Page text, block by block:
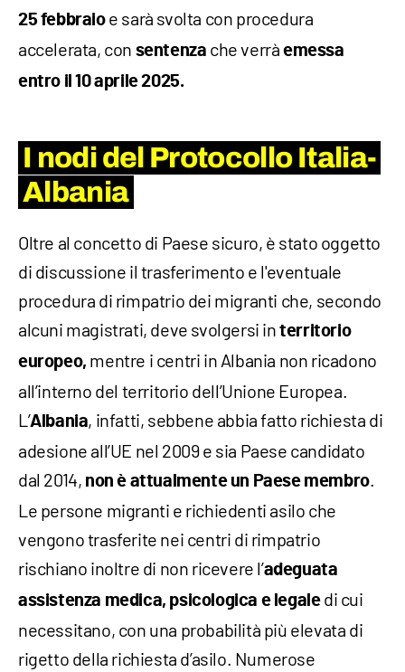
25 febbraioe sarà svolta con procedura
accelerata, con sentenza che verràemessa
entro il 10 aprile 2025.
I nodi del Protocollo Italia-
Albania
Oltre al concetto di Paese sicuro, è stato oggetto
di discussione il trasferimento e l'eventuale
procedura di rimpatrio dei migranti che, secondo
alcuni magistrati, deve svolgersi interritorio
europeo, mentre i centri in Albania non ricadono
all’interno del territorio dell’Unione Europea.
L’Albania, infatti, sebbene abbia fatto richiesta di
adesione all’UE nel 2009 e sia Paese candidato
dal 2014, non è attualmente un Paese membro.
Le persone migranti e richiedenti asilo che
vengono trasferite nei centri di rimpatrio
rischiano inoltre di non ricevere l’adeguata
assistenza medica, psicologica e legaledi cui
necessitano, con una probabilità più elevata di
rigetto della richiesta d’asilo. Numerose